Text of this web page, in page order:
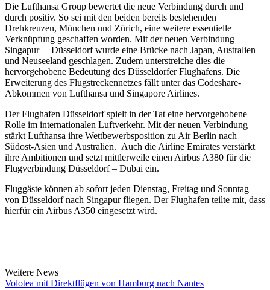
Die Lufthansa Group bewertet die neue Verbindung durch und
durch positiv. So sei mit den beiden bereits bestehenden
Drehkreuzen, München und Zürich, eine weitere essentielle
Verknüpfung geschaffen worden. Mit der neuen Verbindung
Singapur – Düsseldorf wurde eine Brücke nach Japan, Australien
und Neuseeland geschlagen. Zudem unterstreiche dies die
hervorgehobene Bedeutung des Düsseldorfer Flughafens. Die
Erweiterung des Flugstreckennetzes fällt unter das Codeshare-
Abkommen von Lufthansa und Singapore Airlines.
Der Flughafen Düsseldorf spielt in der Tat eine hervorgehobene
Rolle im internationalen Luftverkehr. Mit der neuen Verbindung
stärkt Lufthansa ihre Wettbewerbsposition zu Air Berlin nach
Südost-Asien und Australien. Auch die Airline Emirates verstärkt
ihre Ambitionen und setzt mittlerweile einen Airbus A380 für die
Flugverbindung Düsseldorf – Dubai ein.
Fluggäste können ab sofort jeden Dienstag, Freitag und Sonntag
von Düsseldorf nach Singapur fliegen. Der Flughafen teilte mit, dass
hierfür ein Airbus A350 eingesetzt wird.
Weitere News
Volotea mit Direktflügen von Hamburg nach Nantes